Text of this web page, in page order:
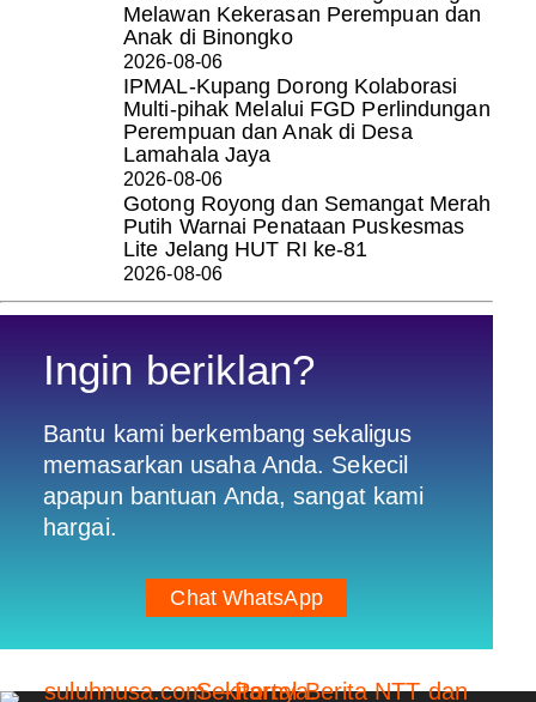
Melawan Kekerasan Perempuan dan
Anak di Binongko
2026-08-06
IPMAL-Kupang Dorong Kolaborasi
Multi-pihak Melalui FGD Perlindungan
Perempuan dan Anak di Desa
Lamahala Jaya
2026-08-06
Gotong Royong dan Semangat Merah
Putih Warnai Penataan Puskesmas
Lite Jelang HUT RI ke-81
2026-08-06
Ingin beriklan?
Bantu kami berkembang sekaligus
memasarkan usaha Anda. Sekecil
apapun bantuan Anda, sangat kami
hargai.
Chat WhatsApp